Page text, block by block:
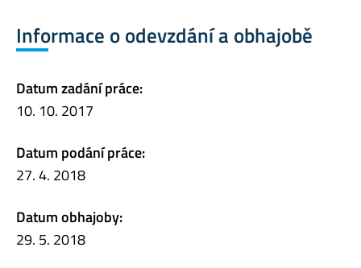
Informace o odevzdání a obhajobě
Datum zadání práce:
10. 10. 2017
Datum podání práce:
27. 4. 2018
Datum obhajoby:
29. 5. 2018